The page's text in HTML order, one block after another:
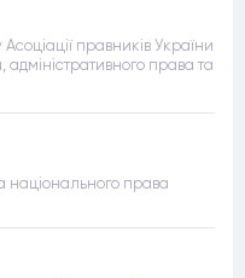
правників України
адміністративного права та
національного права